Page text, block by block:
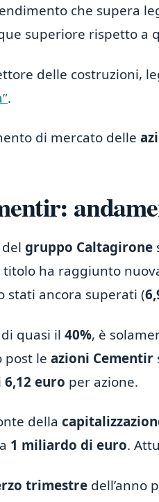
che supera
superiore rispetto
delle costruzioni,
.
di mercato delle
gruppo Caltagirone
ha raggiunto
stati ancora superati (
quasi il 40%, è
post le azioni Cementir
6,12 euro per azione.
della
1 miliardo di euro.
trimestre dell’anno